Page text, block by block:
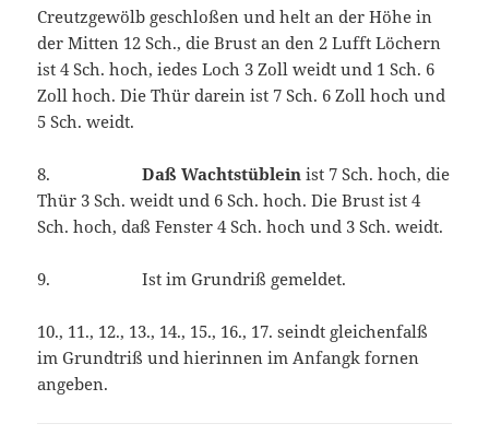
Creutzgewölb geschloßen und helt an der Höhe in
der Mitten 12 Sch., die Brust an den 2 Lufft Löchern
ist 4 Sch. hoch, iedes Loch 3 Zoll weidt und 1 Sch. 6
Zoll hoch. Die Thür darein ist 7 Sch. 6 Zoll hoch und
5 Sch. weidt.
8.Daß Wachtstüblein ist 7 Sch. hoch, die
Thür 3 Sch. weidt und 6 Sch. hoch. Die Brust ist 4
Sch. hoch, daß Fenster 4 Sch. hoch und 3 Sch. weidt.
9. Ist im Grundriß gemeldet.
10., 11., 12., 13., 14., 15., 16., 17. seindt gleichenfalß
im Grundtriß und hierinnen im Anfangk fornen
angeben.